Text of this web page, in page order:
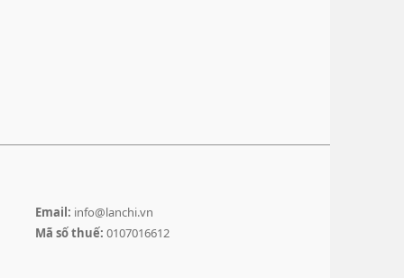
Email: info@lanchi.vn
Mã số thuế: 0107016612